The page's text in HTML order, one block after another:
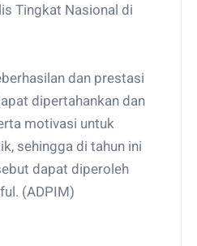
Tingkat Nasional di
dan prestasi
dipertahankan dan
motivasi untuk
sehingga di tahun ini
dapat diperoleh
(ADPIM)